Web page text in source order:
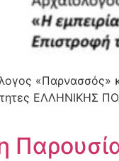
ΕΛΛΗΝΙΚΗΣ